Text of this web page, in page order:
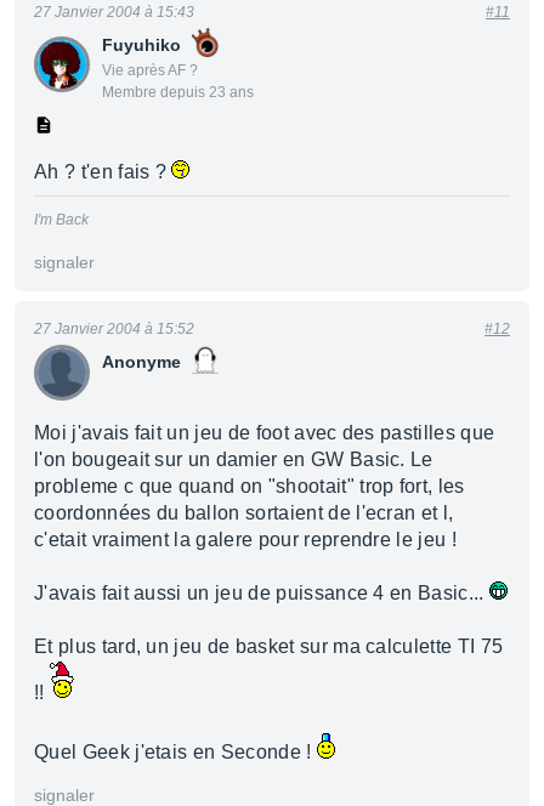
Fuyuhiko
Vie après AF ?
Membre depuis 23 ans
27 Janvier 2004 à 15:43 #11
Ah ? t'en fais ?
I'm Back
signaler
Anonyme
27 Janvier 2004 à 15:52 #12
Moi j'avais fait un jeu de foot avec des pastilles que
l'on bougeait sur un damier en GW Basic. Le
probleme c que quand on "shootait" trop fort, les
coordonnées du ballon sortaient de l'ecran et l,
c'etait vraiment la galere pour reprendre le jeu !
J'avais fait aussi un jeu de puissance 4 en Basic...
Et plus tard, un jeu de basket sur ma calculette TI 75
!!
Quel Geek j'etais en Seconde !
signaler